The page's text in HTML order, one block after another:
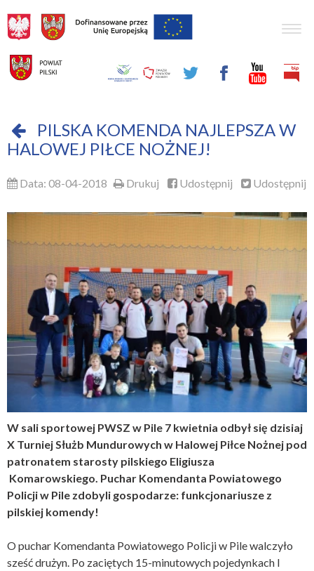
PILSKA KOMENDA NAJLEPSZA W
HALOWEJ PIŁCE NOŻNEJ!
Data: 08-04-2018 Drukuj Udostępnij Udostępnij
W sali sportowej PWSZ w Pile 7 kwietnia odbył się dzisiaj
X Turniej Służb Mundurowych w Halowej Piłce Nożnej pod
patronatem starosty pilskiego Eligiusza
Komarowskiego. Puchar Komendanta Powiatowego
Policji w Pile zdobyli gospodarze: funkcjonariusze z
pilskiej komendy!
O puchar Komendanta Powiatowego Policji w Pile walczyło
sześć drużyn. Po zaciętych 15-minutowych pojedynkach I